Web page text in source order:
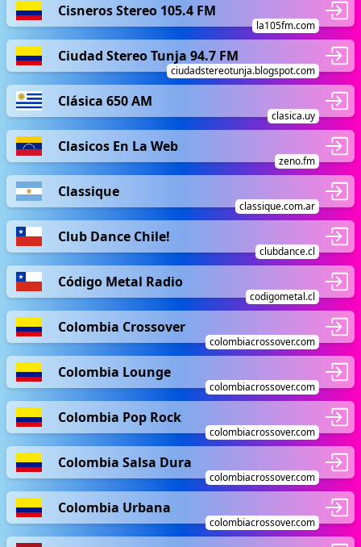
Cisneros Stereo 105.4 FM
la105fm.com
Ciudad Stereo Tunja 94.7 FM
ciudadstereotunja.blogspot.com
Clásica 650 AM
clasica.uy
Clasicos En La Web
zeno.fm
Classique
classique.com.ar
Club Dance Chile!
clubdance.cl
Código Metal Radio
codigometal.cl
Colombia Crossover
colombiacrossover.com
Colombia Lounge
colombiacrossover.com
Colombia Pop Rock
colombiacrossover.com
Colombia Salsa Dura
colombiacrossover.com
Colombia Urbana
colombiacrossover.com